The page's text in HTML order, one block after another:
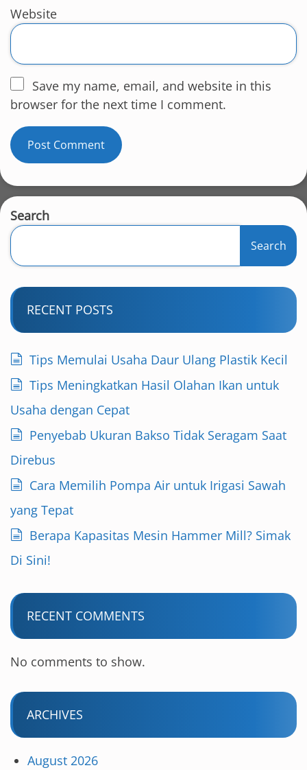
Website
Save my name, email, and website in this
browser for the next time I comment.
Search
Search
RECENT POSTS
Tips Memulai Usaha Daur Ulang Plastik Kecil
Tips Meningkatkan Hasil Olahan Ikan untuk
Usaha dengan Cepat
Penyebab Ukuran Bakso Tidak Seragam Saat
Direbus
Cara Memilih Pompa Air untuk Irigasi Sawah
yang Tepat
Berapa Kapasitas Mesin Hammer Mill? Simak
Di Sini!
RECENT COMMENTS
No comments to show.
ARCHIVES
August 2026